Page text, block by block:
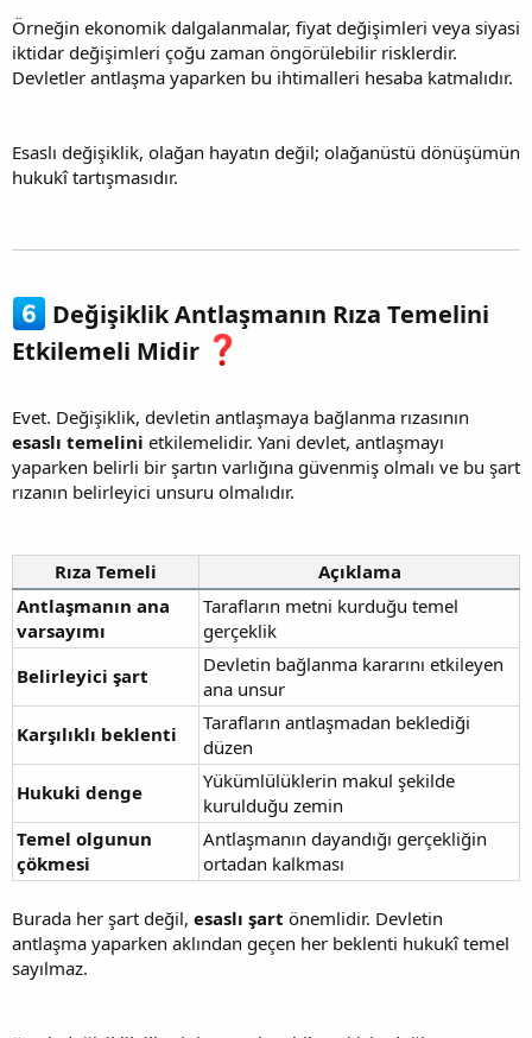
Örneğin ekonomik dalgalanmalar, fiyat değişimleri veya siyasi
iktidar değişimleri çoğu zaman öngörülebilir risklerdir.
Devletler antlaşma yaparken bu ihtimalleri hesaba katmalıdır.
Esaslı değişiklik, olağan hayatın değil; olağanüstü dönüşümün
hukukî tartışmasıdır.
Değişiklik Antlaşmanın Rıza Temelini
Etkilemeli Midir
Evet. Değişiklik, devletin antlaşmaya bağlanma rızasının
esaslı temelini etkilemelidir. Yani devlet, antlaşmayı
yaparken belirli bir şartın varlığına güvenmiş olmalı ve bu şart
rızanın belirleyici unsuru olmalıdır.
Rıza Temeli
Açıklama
Antlaşmanın ana
varsayımı
Tarafların metni kurduğu temel
gerçeklik
Belirleyici şart
Devletin bağlanma kararını etkileyen
ana unsur
Karşılıklı beklenti
Tarafların antlaşmadan beklediği
düzen
Hukuki denge
Yükümlülüklerin makul şekilde
kurulduğu zemin
Temel olgunun
çökmesi
Antlaşmanın dayandığı gerçekliğin
ortadan kalkması
Burada her şart değil, esaslı şart önemlidir. Devletin
antlaşma yaparken aklından geçen her beklenti hukukî temel
sayılmaz.